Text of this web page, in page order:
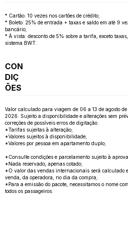
* Cartão: 10 vezes nos cartões de crédito;
* Boleto: 25% de entrada + taxas e saldo em até 9
bancário;
* À vista: desconto de 5% sobre a tarifa, exceto
sistema BWT.
CON
DIÇ
ÕES
Valor calculado para viagem de 06 a 13 de agosto
2026. Sujeito a disponibilidade e alterações sem
correções de possíveis erros de digitação.
*Tarifas sujeitas à alteração;
*Valores sujeitos à disponibilidade;
*Valores por pessoa em apartamento duplo;
*Consulte condições e parcelamento sujeito à
*Nada reservado, apenas cotado;
*O valor das vendas internacionais será calculado
venda, da operadora, no dia da compra;
*Para a emissão do pacote, necessitamos o nome
todos os passageiros.